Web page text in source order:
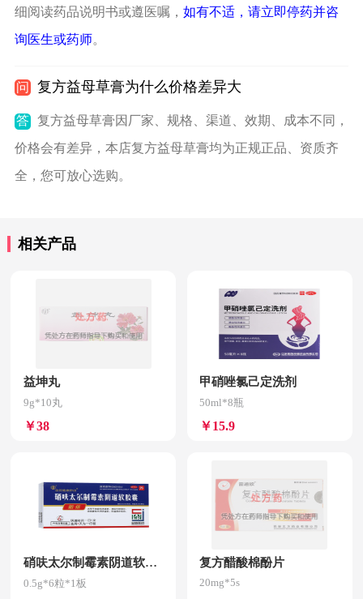
细阅读药品说明书或遵医嘱， 如有不适，请立即停药并咨
询医生或药师。
问 复方益母草膏为什么价格差异大
答 复方益母草膏因厂家、规格、渠道、效期、成本不同，
价格会有差异，本店复方益母草膏均为正规正品、资质齐
全，您可放心选购。
相关产品
益坤丸
9g*10丸
￥38
甲硝唑氯己定洗剂
50ml*8瓶
￥15.9
硝呋太尔制霉素阴道软胶囊
0.5g*6粒*1板
复方醋酸棉酚片
20mg*5s